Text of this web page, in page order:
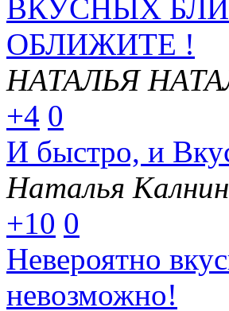
ВКУСНЫХ
ОБЛИЖИТЕ !
НАТАЛЬЯ
+4 0
И быстро, и
Наталья
+10 0
Невероятно
невозможно!